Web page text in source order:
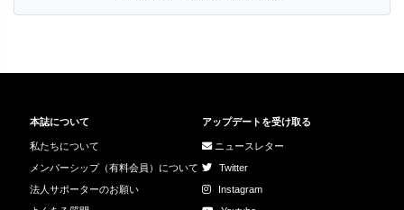
本誌について
私たちについて
メンバーシップ（有料会員）について
法人サポーターのお願い
アップデートを受け取る
ニュースレター
Twitter
Instagram